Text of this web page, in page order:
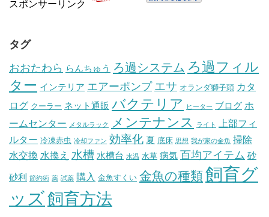
スポンサーリンク
タグ
おおたわら らんちゅう ろ過システム ろ過フィル
ター インテリア エアーポンプ エサ オランダ獅子頭 カタ
ログ クーラー ネット通販 バクテリア ヒーター ブログ ホ
ームセンター メタルラック メンテナンス ライト
上部フィ
ルター 冷凍赤虫 冷却ファン 効率化 夏 底床 思想 我が家の金魚 掃除
水交換 水換え 水槽 水槽台 水温 水草 病気 百均アイテム 砂
砂利 節約術 薬 試薬 購入 金魚すくい 金魚の種類飼育グ
ッズ飼育方法